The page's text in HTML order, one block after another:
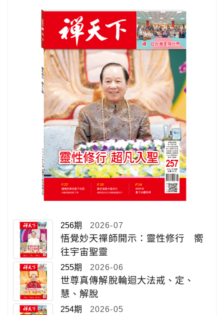
256期 2026-07
悟覺妙天禪師開示：靈性修行 嚮
往宇宙聖靈
255期 2026-06
世尊真傳解脫輪迴大法戒、定、
慧、解脫
254期 2026-05